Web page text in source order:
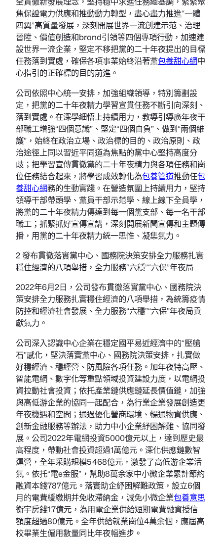
焦保證電力供應和推動動力轉型，盡心盡力推進“一體
四翼”高質量發展，深刻開展世界一流創建示范、治理
晉陞、價值創造和brand引領等四個專項行動，加速建
設世界一流企業，堅定不移把黨的二十年夜提出的目標
任務落到實處，確保各項事業始終沿著黨包養甜心網中
心指引的正確標的目的前進。
公司依照中心統一安排，加強組織領導，特別籌劃設
定，把黨的二十年夜精力學習宣貫任務不斷引向深刻、
落到實處。在深學細悟上持續用力，教導引導廣年夜干
部職工增強“四個意識”、堅定“四個自負”、做到“兩個維
護”，始終在政治立場、政治標的目的、政治原則、政
治途徑上同以習近平同道為焦點的黨中心堅持高度分
歧；把學習宣傳貫徹黨的二十年夜精力與各項任務和崗
位任務結合起來，將學習成效轉化為包養管道推動任包
養甜心網務的生動實踐。在營造氛圍上持續用力，堅持
領導干部帶頭學、黨員干部示范學、線上線下全員學，
將黨的二十年夜精力傳達到每一個黨支部、每一名干部
職工；抓緊抓好宣傳宣講，深刻開展新聞宣傳和主題傳
播，用黨的二十年夜精力統一思惟、凝集氣力。
2 發布貫徹落實黨中心、國務院決策安排全力服務扎實
穩住經濟的八項舉措，全力服務“六穩”“六保”年夜局
2022年6月2日，公司發布貫徹落實黨中心、國務院決
策安排全力服務扎實穩住經濟的八項舉措，為統籌疫情
防控和經濟社會發展、全力服務“六穩”“六保”年夜局貢
獻氣力。
公司深入認識中心企業在穩定國平易近經濟中的“壓艙
石”感化，堅決落實黨中心、國務院決策安排，扎實做
好穩經濟、穩經營、防風險各項任務。加年夜特高壓、
智能電網、數字化等重點領域投資建設力度，以電網投
資拉動社會投資；依托產業鏈供應鏈延長價值鏈，加強
與高低游企業的協同一起配合，為行業企業發展創造更
年夜機遇和空間；通過優化營商環境、暢通物資供應、
創新金融服務等辦法，助力中小企業紓困解難、協同發
展。公司2022年電網投資5000億元以上，達到歷史最
高程度，帶動社會投資超過1萬億元。深化供應鏈數智
運營，全年采購規模5468億元，激發了高低游企業活
氣。依托“電e金服”，幫助8萬余家中小微企業累計節約
融資本錢787億元。落實助企紓困解難政策，設立6個
月的電費緩繳期并免收滯納金，減免小微企業包養意思
衡宇房錢1.7億元，為用電企業供給短期電費融資授信
額度超過80億元。全年供給就業崗位4萬余個，應屆高
校畢業生僱用數量同比年夜幅進步。